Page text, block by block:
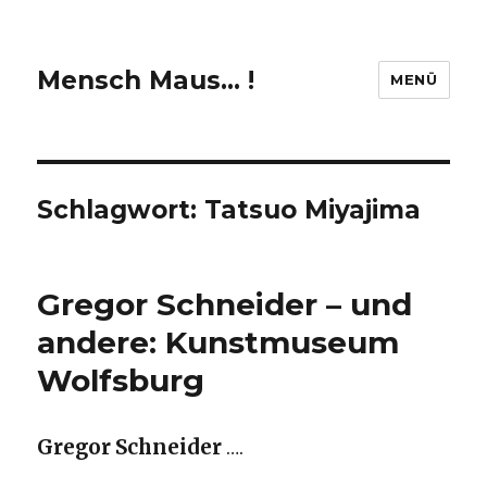
Mensch Maus… ! MENÜ
Schlagwort: Tatsuo Miyajima
Gregor Schneider – und
andere: Kunstmuseum
Wolfsburg
Gregor Schneider ….